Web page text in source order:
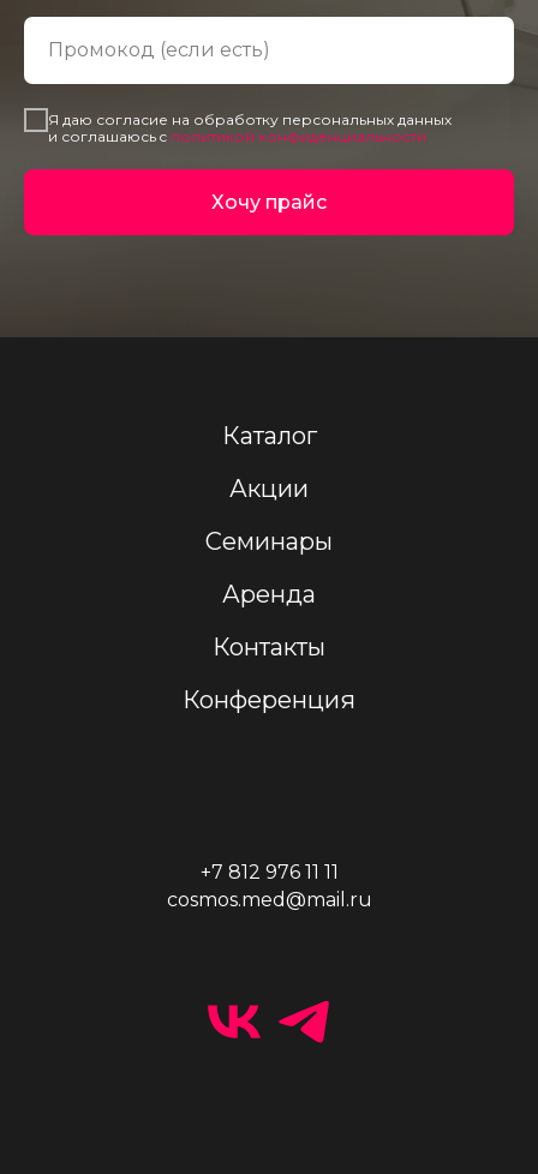
Промокод (если есть)
Я даю согласие на обработку персональных данных
и соглашаюсь c политикой конфиденциальности
Хочу прайс
Каталог
Акции
Семинары
Аренда
Контакты
Конференция
+7 812 976 11 11
cosmos.med@mail.ru